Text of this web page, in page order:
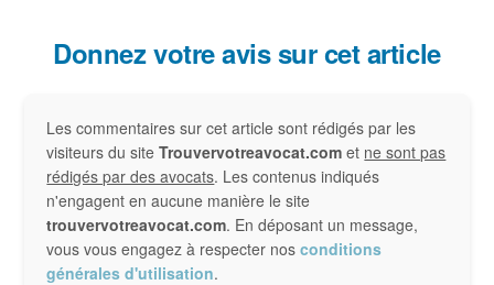
Interactions
lecteur
Donnez votre avis sur cet article
Les commentaires sur cet article sont rédigés par les
visiteurs du siteTrouvervotreavocat.com et ne sont pas
rédigés par des avocats. Les contenus indiqués
n'engagent en aucune manière le site
trouvervotreavocat.com. En déposant un message,
vous vous engagez à respecter nosconditions
générales d'utilisation.